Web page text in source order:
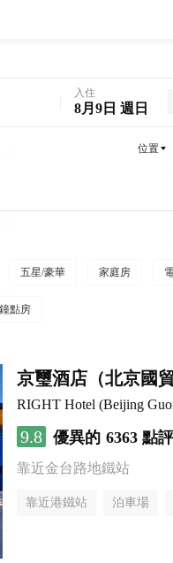
入住
8月9日 週日
位置
五星/豪華 家庭房
鐘點房
京璽酒店（北京國
RIGHT Hotel (Beijing
9.8 優異的 6363 點評
靠近金台路地鐵站
靠近港鐵站 泊車場